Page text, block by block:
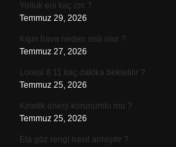
Yolluk eni kaç cm ?
Temmuz 29, 2026
Kışın hava neden sisli olur ?
Temmuz 27, 2026
Loreal 8.11 kaç dakika bekletilir ?
Temmuz 25, 2026
Kinetik enerji korunumlu mu ?
Temmuz 25, 2026
Ela göz rengi nasıl anlaşılır ?